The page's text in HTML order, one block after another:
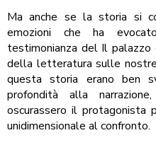
Ma anche se la storia si
emozioni che ha
testimonianza del Il palazzo
della letteratura sulle
questa storia erano ben
profondità alla
oscurassero il protagonista
unidimensionale al confronto.